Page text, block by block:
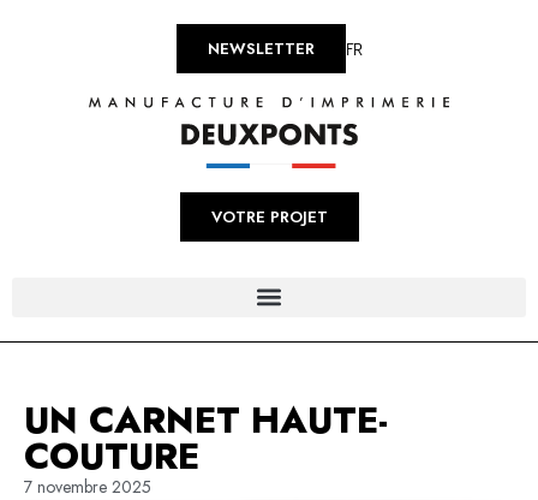
NEWSLETTER FR
VOTRE PROJET
UN CARNET HAUTE-
COUTURE
7 novembre 2025